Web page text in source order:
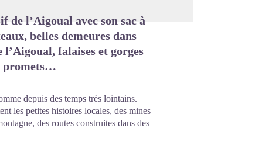
l’Aigoual avec son sac à
belles demeures dans
falaises et gorges
promets…
depuis des temps très lointains.
les petites histoires locales, des mines
des routes construites dans des